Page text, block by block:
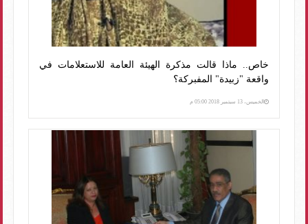
خاص.. ماذا قالت مذكرة الهيئة العامة للاستعلامات في
واقعة "زبيدة" المفبركة؟
الخميس، 13 سبتمبر 2018 05:00 م